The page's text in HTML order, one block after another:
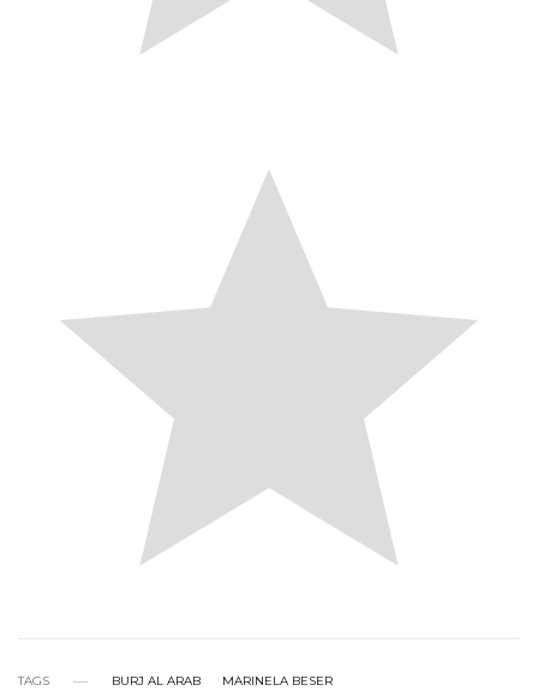
TAGS BURJ AL ARAB MARINELA BESER